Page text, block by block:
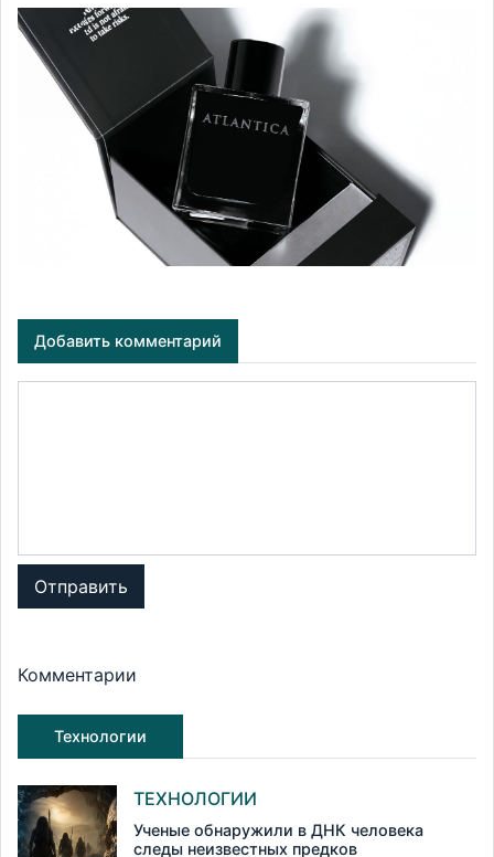
Добавить комментарий
Отправить
Комментарии
Технологии
ТЕХНОЛОГИИ
Ученые обнаружили в ДНК человека
следы неизвестных предков